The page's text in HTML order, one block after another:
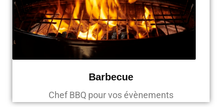
Barbecue
Chef BBQ pour vos évènements